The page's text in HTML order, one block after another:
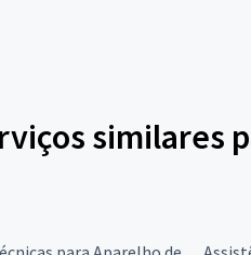
similares